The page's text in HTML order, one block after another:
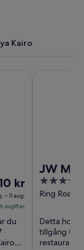
Kairo
kr
kr
– 11 aug.
avgifter
du
JW
5
out
5
Ring Road-
Detta hotell
tillgång till